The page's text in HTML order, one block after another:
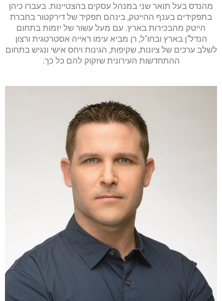
מהנדס בעל תואר שני במנהל עסקים בהצטיינות. בעברו כיהן
בתפקידים בענף ההייטק, בינהם תפקיד של דירקטור בחברת
הייטק מהבכירות בארץ. עם מעל עשור של יזמות בתחום
הנדל"ן בארץ ובחו"ל, רן מביא עימו ראייה אסטרטגית ורצון
לשלב ערכים של ציונות, שקיפות, הגינות ויחס אישי ונגיש בתחום
ההתחדשות העירונית שזקוק להם כל כך.